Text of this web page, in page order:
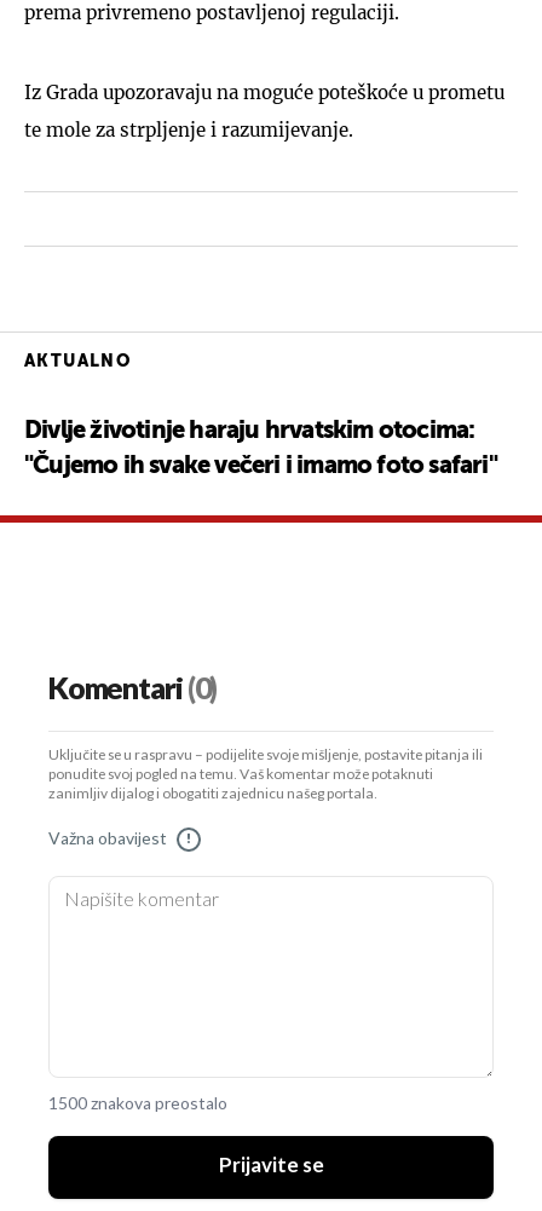
prema privremeno postavljenoj regulaciji.
Iz Grada upozoravaju na moguće poteškoće u prometu
te mole za strpljenje i razumijevanje.
AKTUALNO
Divlje životinje haraju hrvatskim otocima:
"Čujemo ih svake večeri i imamo foto safari"
Komentari(0)
Uključite se u raspravu – podijelite svoje mišljenje, postavite pitanja ili
ponudite svoj pogled na temu. Vaš komentar može potaknuti
zanimljiv dijalog i obogatiti zajednicu našeg portala.
Važna obavijest !
1500 znakova preostalo
Prijavite se